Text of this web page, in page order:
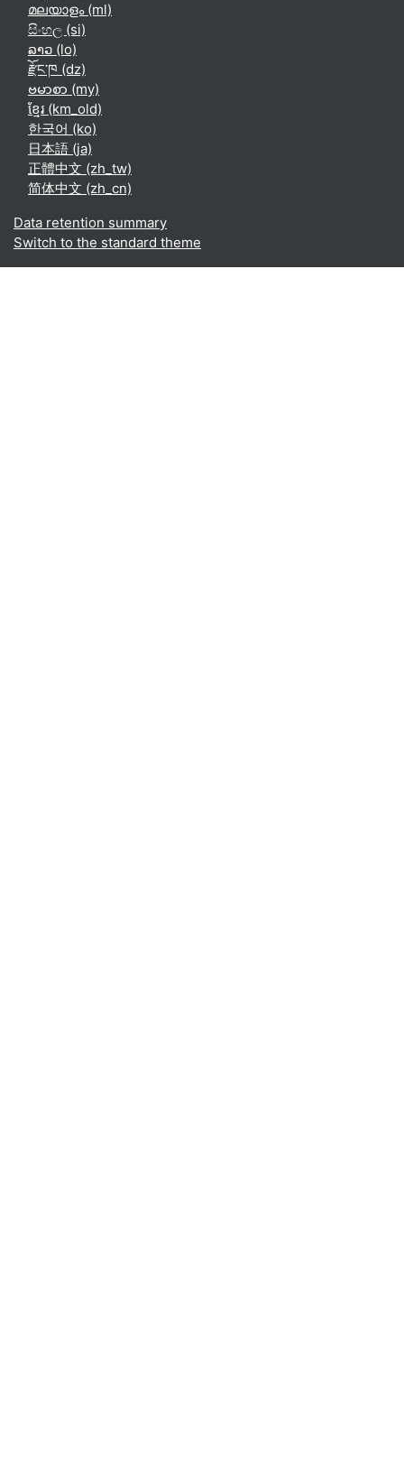
മലയാളം ‎(ml)‎
සිංහල ‎(si)‎
ລາວ ‎(lo)‎
རྫོང་ཁ ‎(dz)‎
ဗမာစာ ‎(my)‎
ខ្មែរ ‎(km_old)‎
한국어 ‎(ko)‎
日本語 ‎(ja)‎
正體中文 ‎(zh_tw)‎
简体中文 ‎(zh_cn)‎
Data retention summary
Switch to the standard theme